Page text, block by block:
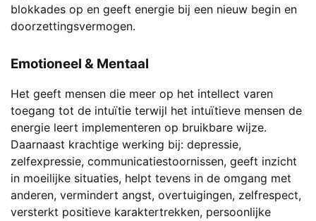
blokkades op en geeft energie bij een nieuw begin en
doorzettingsvermogen.
Emotioneel & Mentaal
Het geeft mensen die meer op het intellect varen
toegang tot de intuïtie terwijl het intuïtieve mensen de
energie leert implementeren op bruikbare wijze.
Daarnaast krachtige werking bij: depressie,
zelfexpressie, communicatiestoornissen, geeft inzicht
in moeilijke situaties, helpt tevens in de omgang met
anderen, vermindert angst, overtuigingen, zelfrespect,
versterkt positieve karaktertrekken, persoonlijke